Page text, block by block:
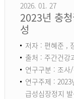
2026. 01. 27
2023년 충
성
저자 : 편혜준 ,
출처 : 주간건강
연구구분 : 조사
연구주제 :
급성심장정지